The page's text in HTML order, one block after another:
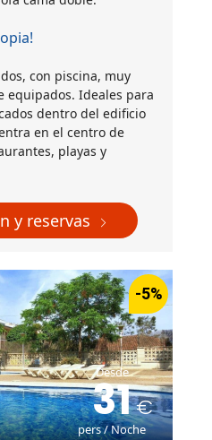
con piscina, muy
equipados. Ideales para
dentro del edificio
en el centro de
playas y
y reservas
-5%
Desde
31
pers / Noche